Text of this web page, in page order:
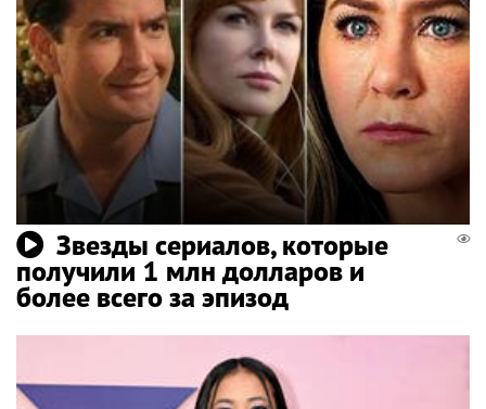
Звезды сериалов, которые
получили 1 млн долларов и
более всего за эпизод